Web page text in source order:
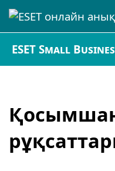
ESET Small